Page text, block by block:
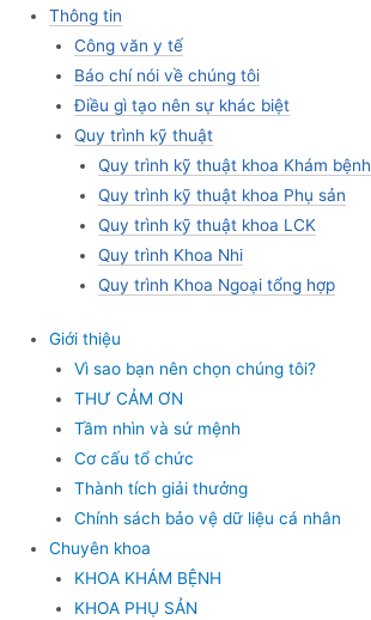
Thông tin
Công văn y tế
Báo chí nói về chúng tôi
Điều gì tạo nên sự khác biệt
Quy trình kỹ thuật
Quy trình kỹ thuật khoa Khám bệnh
Quy trình kỹ thuật khoa Phụ sản
Quy trình kỹ thuật khoa LCK
Quy trình Khoa Nhi
Quy trình Khoa Ngoại tổng hợp
Giới thiệu
Vì sao bạn nên chọn chúng tôi?
THƯ CẢM ƠN
Tầm nhìn và sứ mệnh
Cơ cấu tổ chức
Thành tích giải thưởng
Chính sách bảo vệ dữ liệu cá nhân
Chuyên khoa
KHOA KHÁM BỆNH
KHOA PHỤ SẢN